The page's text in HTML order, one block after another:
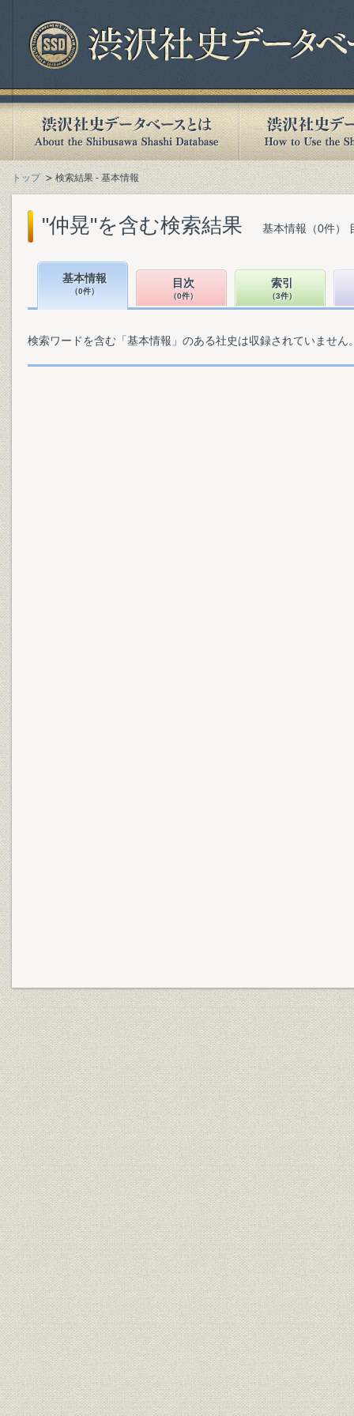
トップ 検索結果 - 基本情報
"仲晃"を含む検索結果 基本情報（0件）
基本情報
（0件）
目次
（0件）
索引
（3件）
検索ワードを含む「基本情報」のある社史は収録されていません